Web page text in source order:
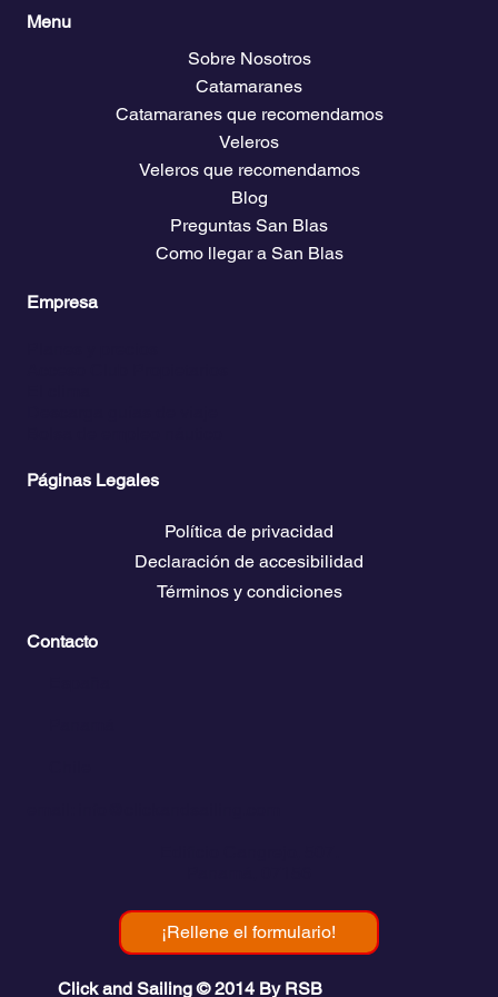
Menu
Sobre Nosotros
Catamaranes
Catamaranes que recomendamos
Veleros
Veleros que recomendamos
Blog
Preguntas San Blas
Como llegar a San Blas
Empresa
Click and Sailing © 2014 By RSB
Páginas Legales
Política de privacidad
Declaración de accesibilidad
Términos y condiciones
¡Rellene el formulario!
Contacto